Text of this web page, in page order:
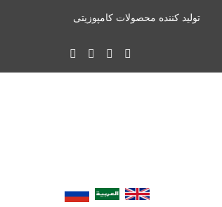
تولید کننده محصولات کامپوزیتی